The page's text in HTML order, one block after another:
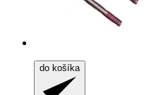
do košíka